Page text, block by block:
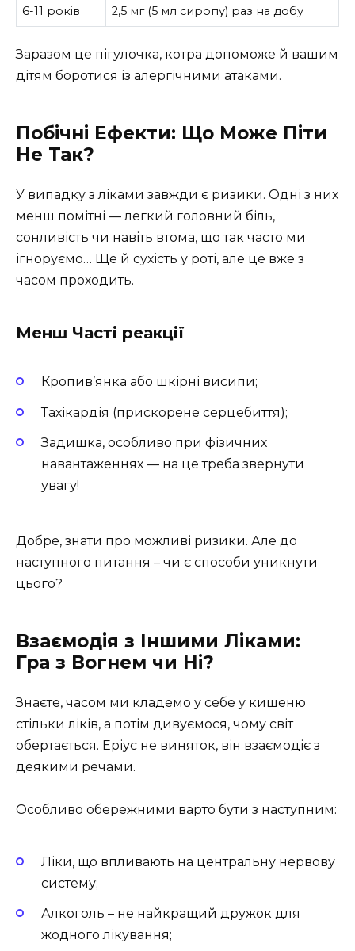
6-11 років 2,5 мг (5 мл сиропу) раз на добу
Заразом це пігулочка, котра допоможе й вашим
дітям боротися із алергічними атаками.
Побічні Ефекти: Що Може Піти
Не Так?
У випадку з ліками завжди є ризики. Одні з них
менш помітні — легкий головний біль,
сонливість чи навіть втома, що так часто ми
ігноруємо… Ще й сухість у роті, але це вже з
часом проходить.
Менш Часті реакції
Кропив’янка або шкірні висипи;
Тахікардія (прискорене серцебиття);
Задишка, особливо при фізичних
навантаженнях — на це треба звернути
увагу!
Добре, знати про можливі ризики. Але до
наступного питання – чи є способи уникнути
цього?
Взаємодія з Іншими Ліками:
Гра з Вогнем чи Ні?
Знаєте, часом ми кладемо у себе у кишеню
стільки ліків, а потім дивуємося, чому світ
обертається. Еріус не виняток, він взаємодіє з
деякими речами.
Особливо обережними варто бути з наступним:
Ліки, що впливають на центральну нервову
систему;
Алкоголь – не найкращий дружок для
жодного лікування;